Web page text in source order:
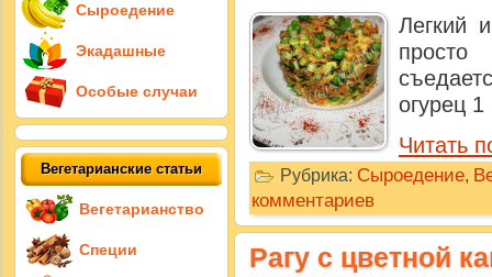
Легкий
огурец
Читать
Рубрика: Сыроедение,
комментариев
Рагу с цветной
Сыроедение
Экадашные
Особые случаи
Вегетарианские статьи
Вегетарианство
Специи